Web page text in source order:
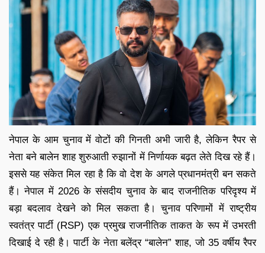
नेपाल के आम चुनाव में वोटों की गिनती अभी जारी है, लेकिन रैपर से
नेता बने बालेन शाह शुरुआती रुझानों में निर्णायक बढ़त लेते दिख रहे हैं।
इससे यह संकेत मिल रहा है कि वो देश के अगले प्रधानमंत्री बन सकते
हैं। नेपाल में 2026 के संसदीय चुनाव के बाद राजनीतिक परिदृश्य में
बड़ा बदलाव देखने को मिल सकता है। चुनाव परिणामों में राष्ट्रीय
स्वतंत्र पार्टी (RSP) एक प्रमुख राजनीतिक ताकत के रूप में उभरती
दिखाई दे रही है। पार्टी के नेता बलेंद्र “बालेन” शाह, जो 35 वर्षीय रैपर